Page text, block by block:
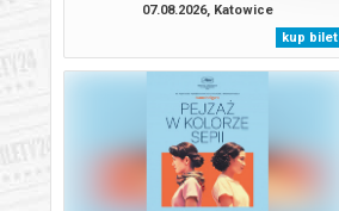
07.08.2026, Katowice
kup bilet